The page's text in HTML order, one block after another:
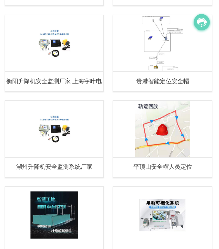
衡阳升降机安全监测厂家 上海宇叶电 贵港智能定位安全帽
湖州升降机安全监测系统厂家 平顶山安全帽人员定位